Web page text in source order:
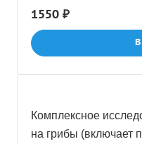
антимикотическим
1550 ₽
Комплексное
на грибы (включает